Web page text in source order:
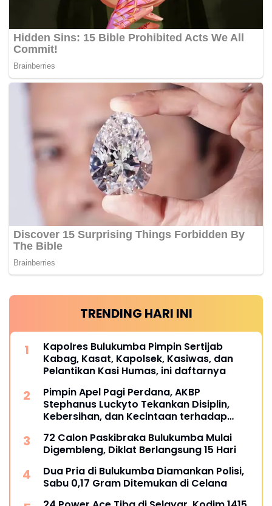
TRENDING HARI INI
Kapolres Bulukumba Pimpin Sertijab
Kabag, Kasat, Kapolsek, Kasiwas, dan
Pelantikan Kasi Humas, ini daftarnya
Pimpin Apel Pagi Perdana, AKBP
Stephanus Luckyto Tekankan Disiplin,
Kebersihan, dan Kecintaan terhadap
72 Calon Paskibraka Bulukumba Mulai
Digembleng, Diklat Berlangsung 15 Hari
Dua Pria di Bulukumba Diamankan Polisi,
Sabu 0,17 Gram Ditemukan di Celana